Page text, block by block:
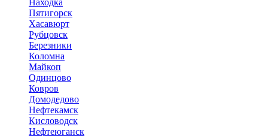
Находка
Пятигорск
Хасавюрт
Рубцовск
Березники
Коломна
Майкоп
Одинцово
Ковров
Домодедово
Нефтекамск
Кисловодск
Нефтеюганск